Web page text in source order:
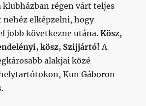
klubházban régen várt teljes
nehéz elképzelni, hogy
jobb következne utána.Kösz,
kösz, Szijjártó! A
alakjai közé
Kun Gáboron